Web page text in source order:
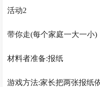
活动2
带你走(每个家庭一大一小)
材料者准备:报纸
游戏方法:家长把两张报纸